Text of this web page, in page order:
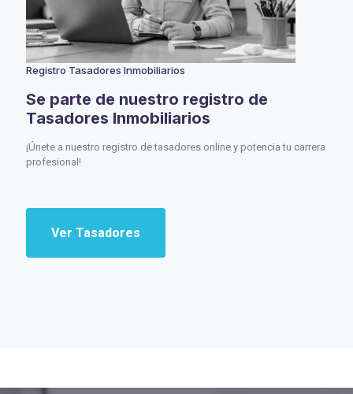
Registro Tasadores Inmobiliarios
Se parte de nuestro registro de
Tasadores Inmobiliarios
¡Únete a nuestro registro de tasadores online y potencia tu carrera
profesional!
Ver Tasadores